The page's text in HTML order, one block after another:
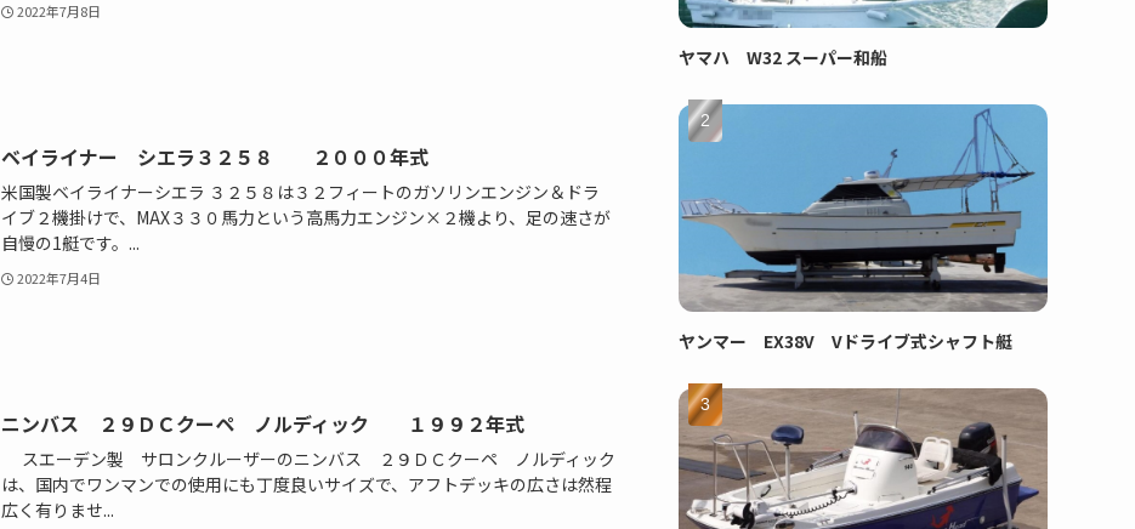
2022年7月8日
ベイライナー シエラ３２５８ ２０００年式
米国製ベイライナーシエラ ３２５８は３２フィートのガソリンエンジン＆ドラ
イブ２機掛けで、MAX３３０馬力という高馬力エンジン×２機より、足の速さが
自慢の1艇です。...
2022年7月4日
ニンバス ２９ＤＣクーペ ノルディック １９９２年式
スエーデン製 サロンクルーザーのニンバス ２９ＤＣクーペ ノルディック
は、国内でワンマンでの使用にも丁度良いサイズで、アフトデッキの広さは然程
広く有りませ...
ヤマハ W32 スーパー和船
ヤンマー EX38V Vドライブ式シャフト艇